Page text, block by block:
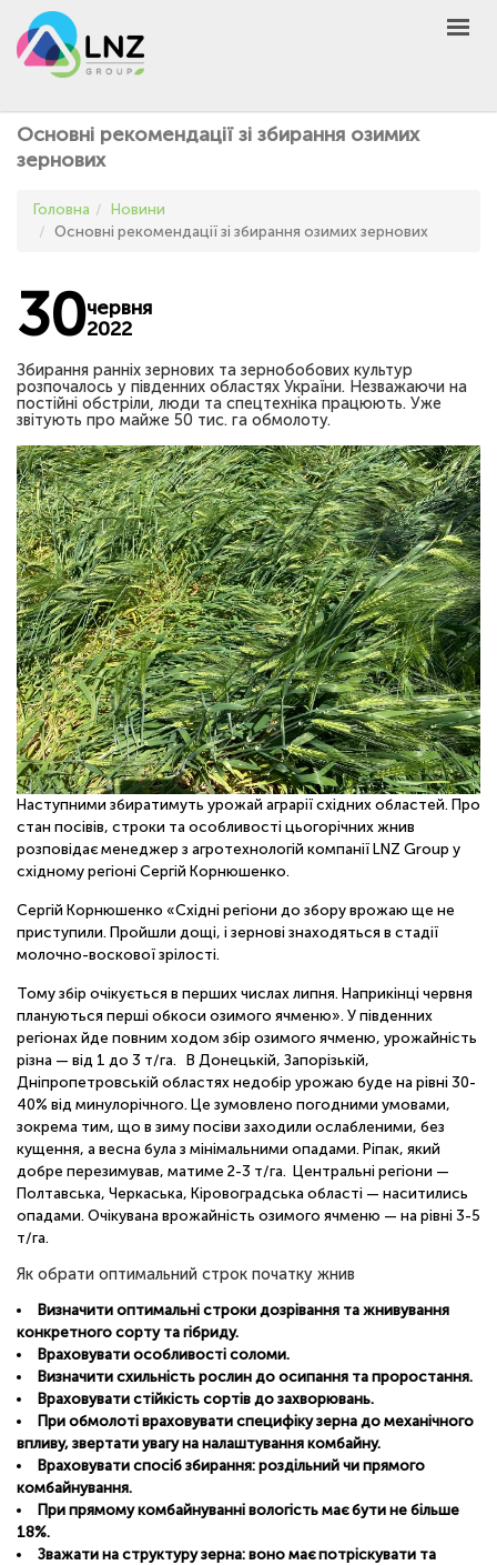
GROUP
AGRO
MARKET
UNIVERSEED
НОВИНИ
КОНТАКТИ
ІНШЕ
UA EN PL
КУПИТИ
ОНЛАЙН
Основні рекомендації зі збирання озимих
зернових
Головна
Новини
Основні рекомендації зі збирання озимих зернових
30червня
2022
Збирання ранніх зернових та зернобобових культур
розпочалось у південних областях України. Незважаючи на
постійні обстріли, люди та спецтехніка працюють. Уже
звітують про майже 50 тис. га обмолоту.
Наступними збиратимуть урожай аграрії східних областей. Про
стан посівів, строки та особливості цьогорічних жнив
розповідає менеджер з агротехнологій компанії LNZ Group у
східному регіоні Сергій Корнюшенко.
Сергій Корнюшенко «Східні регіони до збору врожаю ще не
приступили. Пройшли дощі, і зернові знаходяться в стадії
молочно-воскової зрілості.
Тому збір очікується в перших числах липня. Наприкінці червня
плануються перші обкоси озимого ячменю». У південних
регіонах йде повним ходом збір озимого ячменю, урожайність
різна — від 1 до 3 т/га. В Донецькій, Запорізькій,
Дніпропетровській областях недобір урожаю буде на рівні 30-
40% від минулорічного. Це зумовлено погодними умовами,
зокрема тим, що в зиму посіви заходили ослабленими, без
кущення, а весна була з мінімальними опадами. Ріпак, який
добре перезимував, матиме 2-3 т/га. Центральні регіони —
Полтавська, Черкаська, Кіровоградська області — наситились
опадами. Очікувана врожайність озимого ячменю — на рівні 3-5
т/га.
Як обрати оптимальний строк початку жнив
Визначити оптимальні строки дозрівання та жнивування
конкретного сорту та гібриду.
Враховувати особливості соломи.
Визначити схильність рослин до осипання та проростання.
Враховувати стійкість сортів до захворювань.
При обмолоті враховувати специфіку зерна до механічного
впливу, звертати увагу на налаштування комбайну.
Враховувати спосіб збирання: роздільний чи прямого
комбайнування.
При прямому комбайнуванні вологість має бути не більше
18%.
Зважати на структуру зерна: воно має потріскувати та